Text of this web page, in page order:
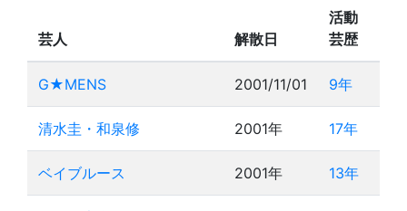
芸人 解散日
活動
芸歴
G★MENS 2001/11/01 9年
清水圭・和泉修 2001年 17年
ベイブルース 2001年 13年